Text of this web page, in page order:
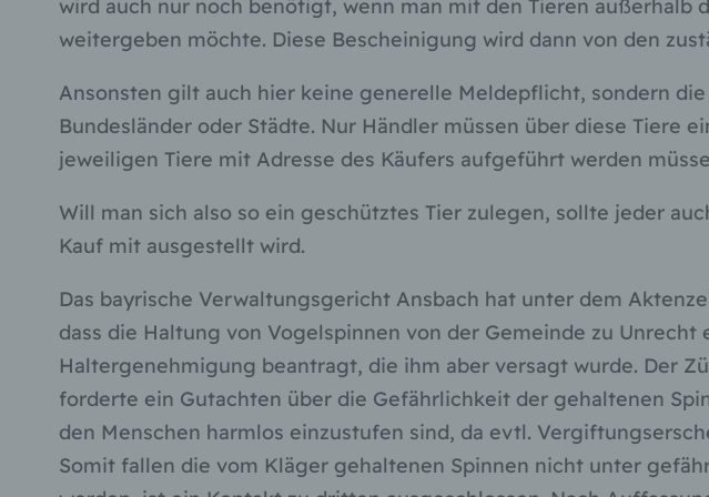
wird auch nur noch benötigt, wenn man mit den Tieren
weitergeben möchte. Diese Bescheinigung wird dann von den
Ansonsten gilt auch hier keine generelle Meldepflicht, sondern
Bundesländer oder Städte. Nur Händler müssen über diese Tiere
jeweiligen Tiere mit Adresse des Käufers aufgeführt werden
Will man sich also so ein geschütztes Tier zulegen, sollte jeder
Kauf mit ausgestellt wird.
Das bayrische Verwaltungsgericht Ansbach hat unter dem
dass die Haltung von Vogelspinnen von der Gemeinde zu
Haltergenehmigung beantragt, die ihm aber versagt wurde. Der
forderte ein Gutachten über die Gefährlichkeit der gehaltenen
den Menschen harmlos einzustufen sind, da evtl.
Somit fallen die vom Kläger gehaltenen Spinnen nicht unter
e) Profiling
personenbezogener
personenbezogenen
persönliche Aspekte, die
zu bewerten,
wirtschaftlicher Lage,
natürlichen Person zu
Pseudonymisierung ist
Hinzuziehung zusätzlicher
spezifischen betroffenen
technischen und
gewährleisten, dass die
werden.